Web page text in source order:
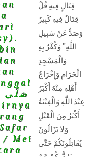
/ Mei
قِتَالٍ فِيهِ قُلْ
قِتَالٌ فِيهِ كَبِيرٌ
وَصَدٌّ عَنْ سَبِيلِ
اللَّهِ" وَكُفْرٌ بِهِ
وَالْمَسْجِدِ
الْحَرَامِ وَإِخْرَاجُ
أَهْلِهِ مِنْهُ أَكْبَرُ
عِنْدَ اللَّهِ وَالْفِتْنَةُ
أَكْبَرُ مِنَ الْقَتْلِ
وَلا يَزَالُونَ
يُقَاتِلُونَكُمْ حَتَّى